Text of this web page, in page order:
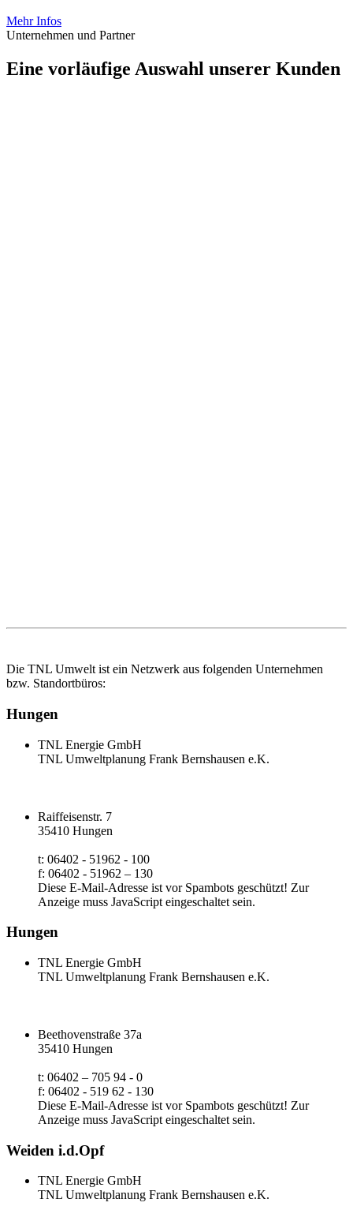
Mehr Infos
Unternehmen und Partner
Eine vorläufige Auswahl unserer Kunden
Die TNL Umwelt ist ein Netzwerk aus folgenden Unternehmen
bzw. Standortbüros:
Hungen
TNL Energie GmbH
TNL Umweltplanung Frank Bernshausen e.K.
Raiffeisenstr. 7
35410 Hungen
t: 06402 - 51962 - 100
f: 06402 - 51962 – 130
Diese E-Mail-Adresse ist vor Spambots geschützt! Zur
Anzeige muss JavaScript eingeschaltet sein.
Hungen
TNL Energie GmbH
TNL Umweltplanung Frank Bernshausen e.K.
Beethovenstraße 37a
35410 Hungen
t: 06402 – 705 94 - 0
f: 06402 - 519 62 - 130
Diese E-Mail-Adresse ist vor Spambots geschützt! Zur
Anzeige muss JavaScript eingeschaltet sein.
Weiden i.d.Opf
TNL Energie GmbH
TNL Umweltplanung Frank Bernshausen e.K.